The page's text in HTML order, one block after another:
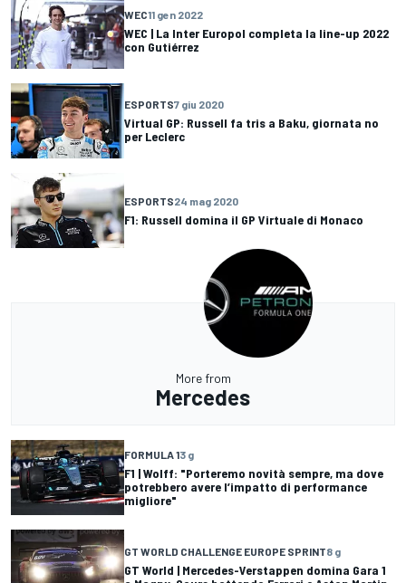
WEC11 gen 2022
WEC | La Inter Europol completa la line-up 2022
con Gutiérrez
ESPORTS7 giu 2020
Virtual GP: Russell fa tris a Baku, giornata no
per Leclerc
ESPORTS24 mag 2020
F1: Russell domina il GP Virtuale di Monaco
More from
Mercedes
FORMULA 13 g
F1 | Wolff: "Porteremo novità sempre, ma dove
potrebbero avere l’impatto di performance
migliore"
GT WORLD CHALLENGE EUROPE SPRINT8 g
GT World | Mercedes-Verstappen domina Gara 1